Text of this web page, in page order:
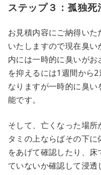
ステップ３：孤独死
お見積内容にご納得い
いたしますので現在臭
内には一時的に臭いが
を抑えるには1週間から
なりますが一時的に臭
能です。
そして、亡くなった場
タミの上ならばその下
をあげて確認したり、
ていないか確認して浸